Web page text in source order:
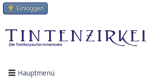
Einloggen
Hauptmenü